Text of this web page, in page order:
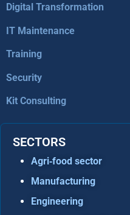
Digital Transformation
IT Maintenance
Training
Security
Kit Consulting
SECTORS
Agri‑food sector
Manufacturing
Engineering